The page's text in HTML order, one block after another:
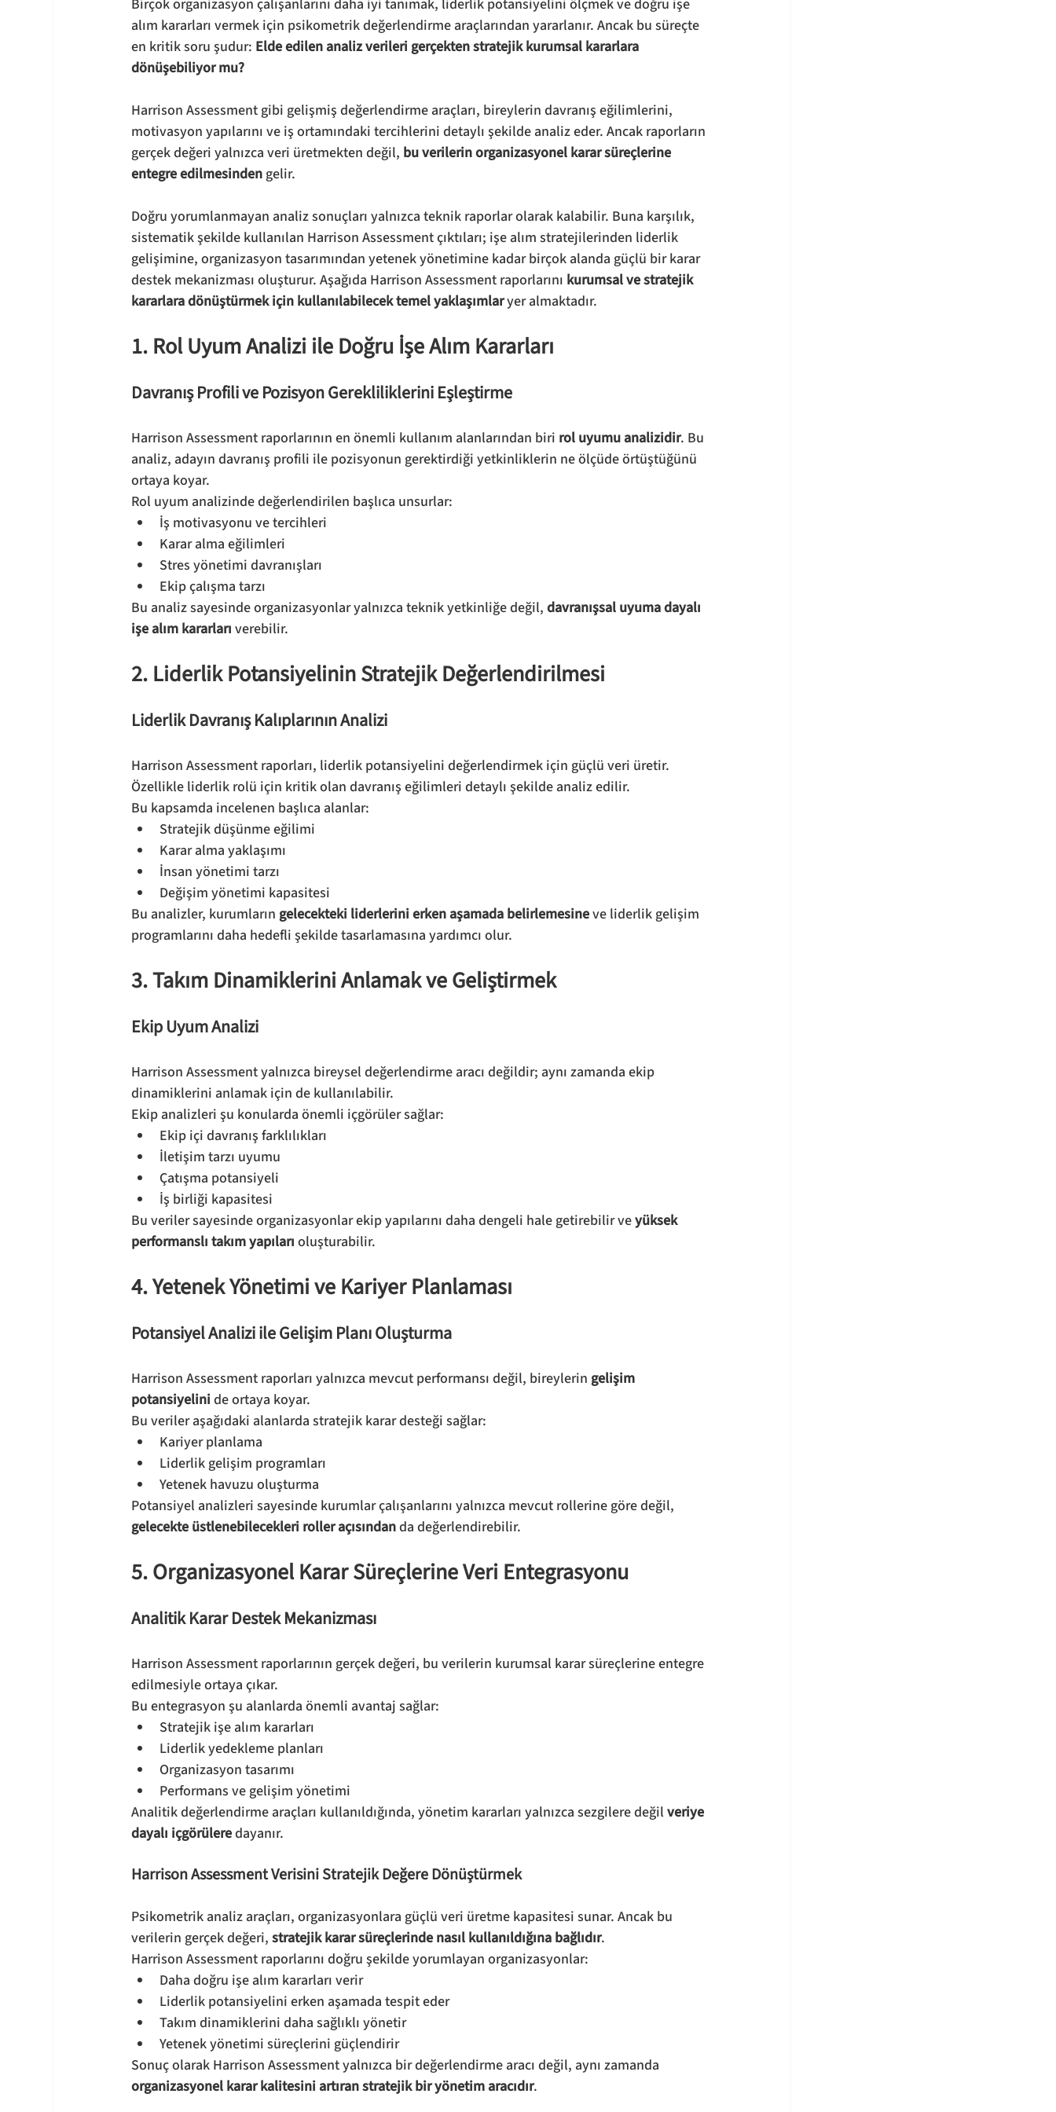
Birçok organizasyon çalışanlarını daha iyi tanımak, liderlik potansiyelini ölçmek ve doğru işe
alım kararları vermek için psikometrik değerlendirme araçlarından yararlanır. Ancak bu süreçte
en kritik soru şudur: Elde edilen analiz verileri gerçekten stratejik kurumsal kararlara
dönüşebiliyor mu?
Harrison Assessment gibi gelişmiş değerlendirme araçları, bireylerin davranış eğilimlerini,
motivasyon yapılarını ve iş ortamındaki tercihlerini detaylı şekilde analiz eder. Ancak raporların
gerçek değeri yalnızca veri üretmekten değil, bu verilerin organizasyonel karar süreçlerine
entegre edilmesinden gelir.
Doğru yorumlanmayan analiz sonuçları yalnızca teknik raporlar olarak kalabilir. Buna karşılık,
sistematik şekilde kullanılan Harrison Assessment çıktıları; işe alım stratejilerinden liderlik
gelişimine, organizasyon tasarımından yetenek yönetimine kadar birçok alanda güçlü bir karar
destek mekanizması oluşturur. Aşağıda Harrison Assessment raporlarını kurumsal ve stratejik
kararlara dönüştürmek için kullanılabilecek temel yaklaşımlar yer almaktadır.
1. Rol Uyum Analizi ile Doğru İşe Alım Kararları
Davranış Profili ve Pozisyon Gerekliliklerini Eşleştirme
Harrison Assessment raporlarının en önemli kullanım alanlarından biri rol uyumu analizidir. Bu
analiz, adayın davranış profili ile pozisyonun gerektirdiği yetkinliklerin ne ölçüde örtüştüğünü
ortaya koyar.
Rol uyum analizinde değerlendirilen başlıca unsurlar:
İş motivasyonu ve tercihleri
Karar alma eğilimleri
Stres yönetimi davranışları
Ekip çalışma tarzı
Bu analiz sayesinde organizasyonlar yalnızca teknik yetkinliğe değil, davranışsal uyuma dayalı
işe alım kararları verebilir.
2. Liderlik Potansiyelinin Stratejik Değerlendirilmesi
Liderlik Davranış Kalıplarının Analizi
Harrison Assessment raporları, liderlik potansiyelini değerlendirmek için güçlü veri üretir.
Özellikle liderlik rolü için kritik olan davranış eğilimleri detaylı şekilde analiz edilir.
Bu kapsamda incelenen başlıca alanlar:
Stratejik düşünme eğilimi
Karar alma yaklaşımı
İnsan yönetimi tarzı
Değişim yönetimi kapasitesi
Bu analizler, kurumların gelecekteki liderlerini erken aşamada belirlemesine ve liderlik gelişim
programlarını daha hedefli şekilde tasarlamasına yardımcı olur.
3. Takım Dinamiklerini Anlamak ve Geliştirmek
Ekip Uyum Analizi
Harrison Assessment yalnızca bireysel değerlendirme aracı değildir; aynı zamanda ekip
dinamiklerini anlamak için de kullanılabilir.
Ekip analizleri şu konularda önemli içgörüler sağlar:
Ekip içi davranış farklılıkları
İletişim tarzı uyumu
Çatışma potansiyeli
İş birliği kapasitesi
Bu veriler sayesinde organizasyonlar ekip yapılarını daha dengeli hale getirebilir ve yüksek
performanslı takım yapıları oluşturabilir.
4. Yetenek Yönetimi ve Kariyer Planlaması
Potansiyel Analizi ile Gelişim Planı Oluşturma
Harrison Assessment raporları yalnızca mevcut performansı değil, bireylerin gelişim
potansiyelini de ortaya koyar.
Bu veriler aşağıdaki alanlarda stratejik karar desteği sağlar:
Kariyer planlama
Liderlik gelişim programları
Yetenek havuzu oluşturma
Potansiyel analizleri sayesinde kurumlar çalışanlarını yalnızca mevcut rollerine göre değil,
gelecekte üstlenebilecekleri roller açısından da değerlendirebilir.
5. Organizasyonel Karar Süreçlerine Veri Entegrasyonu
Analitik Karar Destek Mekanizması
Harrison Assessment raporlarının gerçek değeri, bu verilerin kurumsal karar süreçlerine entegre
edilmesiyle ortaya çıkar.
Bu entegrasyon şu alanlarda önemli avantaj sağlar:
Stratejik işe alım kararları
Liderlik yedekleme planları
Organizasyon tasarımı
Performans ve gelişim yönetimi
Analitik değerlendirme araçları kullanıldığında, yönetim kararları yalnızca sezgilere değil veriye
dayalı içgörülere dayanır.
Harrison Assessment Verisini Stratejik Değere Dönüştürmek
Psikometrik analiz araçları, organizasyonlara güçlü veri üretme kapasitesi sunar. Ancak bu
verilerin gerçek değeri, stratejik karar süreçlerinde nasıl kullanıldığına bağlıdır.
Harrison Assessment raporlarını doğru şekilde yorumlayan organizasyonlar:
Daha doğru işe alım kararları verir
Liderlik potansiyelini erken aşamada tespit eder
Takım dinamiklerini daha sağlıklı yönetir
Yetenek yönetimi süreçlerini güçlendirir
Sonuç olarak Harrison Assessment yalnızca bir değerlendirme aracı değil, aynı zamanda
organizasyonel karar kalitesini artıran stratejik bir yönetim aracıdır.